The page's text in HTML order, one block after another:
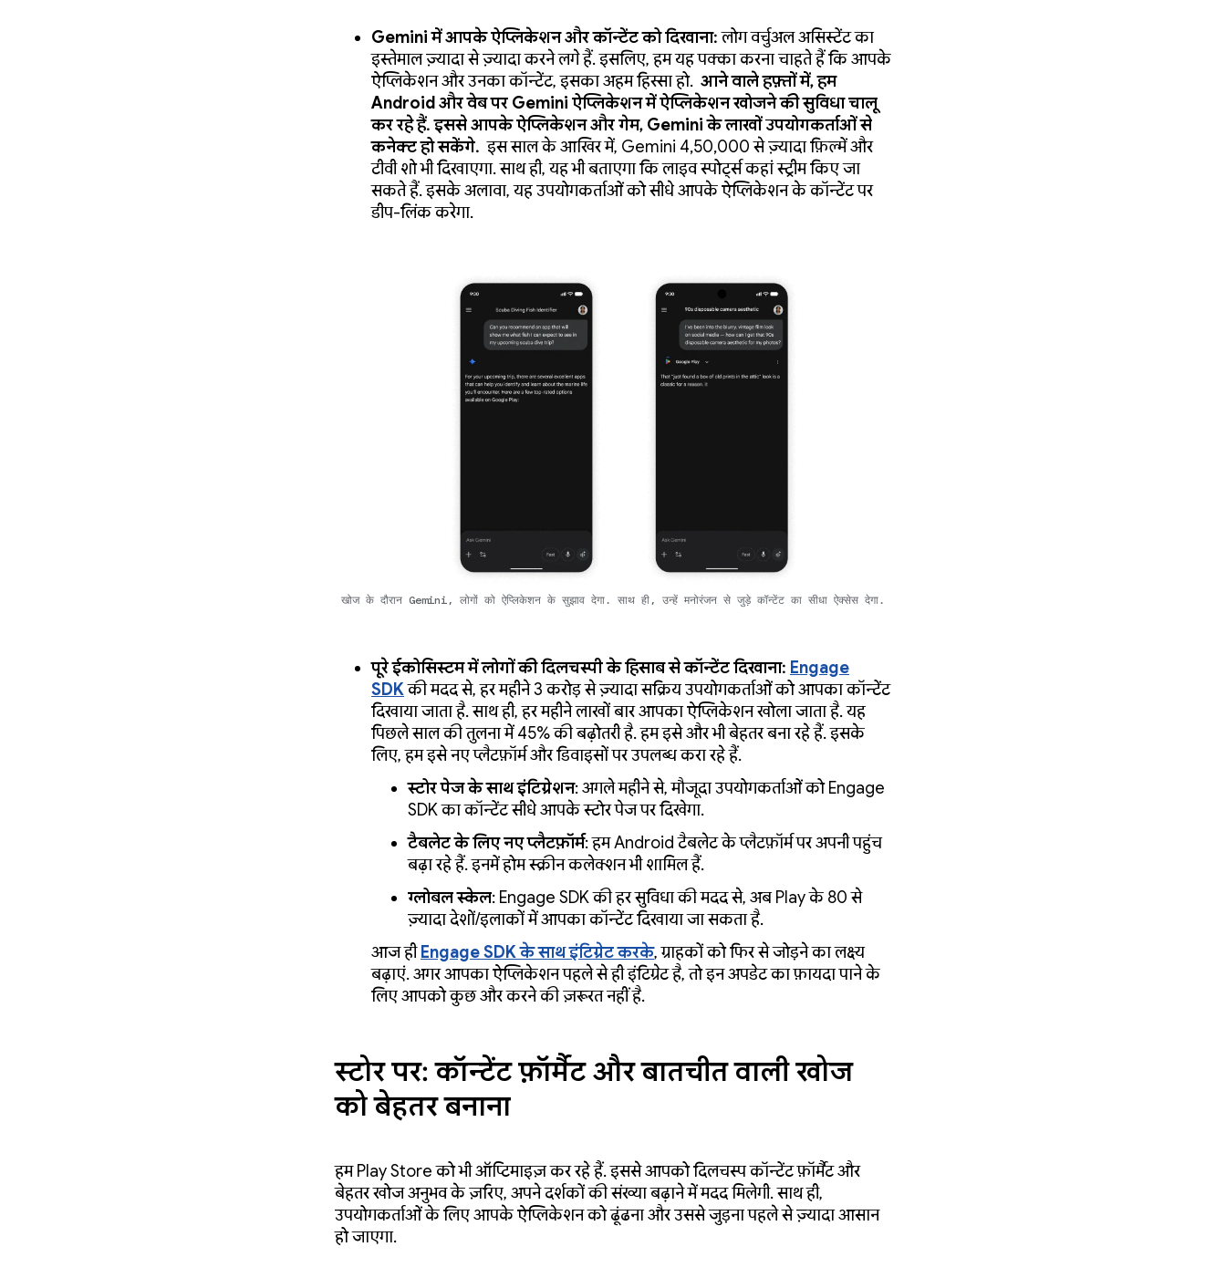
Gemini में आपके ऐप्लिकेशन और कॉन्टेंट को दिखाना:लोग वर्चुअल असिस्टेंट का
इस्तेमाल ज़्यादा से ज़्यादा करने लगे हैं. इसलिए, हम यह पक्का करना चाहते हैं कि आपके
ऐप्लिकेशन और उनका कॉन्टेंट, इसका अहम हिस्सा हो. आने वाले हफ़्तों में, हम
Android और वेब पर Gemini ऐप्लिकेशन में ऐप्लिकेशन खोजने की सुविधा चालू
कर रहे हैं. इससे आपके ऐप्लिकेशन और गेम, Gemini के लाखों उपयोगकर्ताओं से
कनेक्ट हो सकेंगे. इस साल के आखिर में, Gemini 4,50,000 से ज़्यादा फ़िल्में और
टीवी शो भी दिखाएगा. साथ ही, यह भी बताएगा कि लाइव स्पोर्ट्स कहां स्ट्रीम किए जा
सकते हैं. इसके अलावा, यह उपयोगकर्ताओं को सीधे आपके ऐप्लिकेशन के कॉन्टेंट पर
डीप-लिंक करेगा.
खोज के दौरान Gemini, लोगों को ऐप्लिकेशन के सुझाव देगा. साथ ही, उन्हें मनोरंजन से जुड़े कॉन्टेंट का सीधा ऐक्सेस देगा.
पूरे ईकोसिस्टम में लोगों की दिलचस्पी के हिसाब से कॉन्टेंट दिखाना: Engage
SDKकी मदद से, हर महीने 3 करोड़ से ज़्यादा सक्रिय उपयोगकर्ताओं को आपका कॉन्टेंट
दिखाया जाता है. साथ ही, हर महीने लाखों बार आपका ऐप्लिकेशन खोला जाता है. यह
पिछले साल की तुलना में 45% की बढ़ोतरी है. हम इसे और भी बेहतर बना रहे हैं. इसके
लिए, हम इसे नए प्लैटफ़ॉर्म और डिवाइसों पर उपलब्ध करा रहे हैं.
स्टोर पेज के साथ इंटिग्रेशन: अगले महीने से, मौजूदा उपयोगकर्ताओं को Engage
SDK का कॉन्टेंट सीधे आपके स्टोर पेज पर दिखेगा.
टैबलेट के लिए नए प्लैटफ़ॉर्म: हम Android टैबलेट के प्लैटफ़ॉर्म पर अपनी पहुंच
बढ़ा रहे हैं. इनमें होम स्क्रीन कलेक्शन भी शामिल हैं.
ग्लोबल स्केल: Engage SDK की हर सुविधा की मदद से, अब Play के 80 से
ज़्यादा देशों/इलाकों में आपका कॉन्टेंट दिखाया जा सकता है.
आज ही Engage SDK के साथ इंटिग्रेट करके, ग्राहकों को फिर से जोड़ने का लक्ष्य
बढ़ाएं. अगर आपका ऐप्लिकेशन पहले से ही इंटिग्रेट है, तो इन अपडेट का फ़ायदा पाने के
लिए आपको कुछ और करने की ज़रूरत नहीं है.
स्टोर पर: कॉन्टेंट फ़ॉर्मैट और बातचीत वाली खोज
को बेहतर बनाना
हम Play Store को भी ऑप्टिमाइज़ कर रहे हैं. इससे आपको दिलचस्प कॉन्टेंट फ़ॉर्मैट और
बेहतर खोज अनुभव के ज़रिए, अपने दर्शकों की संख्या बढ़ाने में मदद मिलेगी. साथ ही,
उपयोगकर्ताओं के लिए आपके ऐप्लिकेशन को ढूंढना और उससे जुड़ना पहले से ज़्यादा आसान
हो जाएगा.